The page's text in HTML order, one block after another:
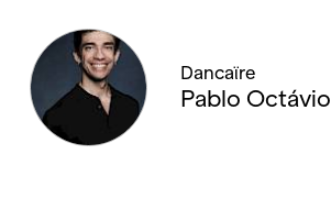
Dancaϊre
Pablo Octávio